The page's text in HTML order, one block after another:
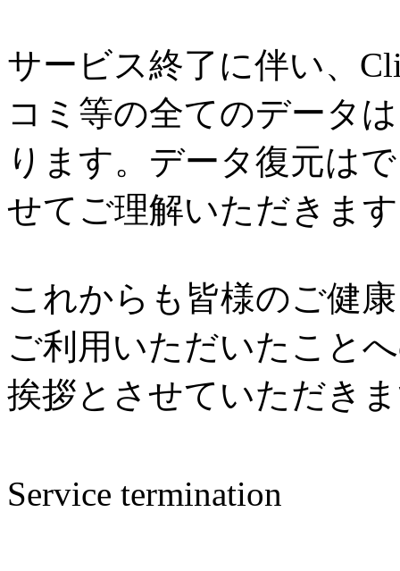
サービス終了に伴い、
コミ等の全てのデータ
ります。データ復元は
せてご理解いただきま
これからも皆様のご健
ご利用いただいたこと
挨拶とさせていただき
Service termination